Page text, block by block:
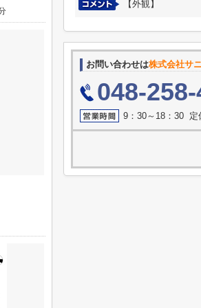
【外観】
お問い合わせは株式会社サ
048-
9：30～18：30 定